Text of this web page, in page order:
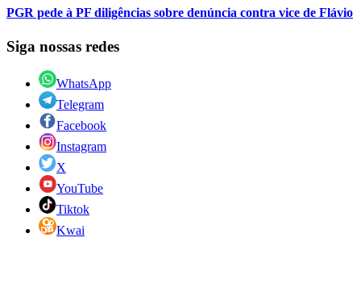
PGR pede à PF diligências sobre denúncia contra vice de Flávio
Siga nossas redes
WhatsApp
Telegram
Facebook
Instagram
X
YouTube
Tiktok
Kwai